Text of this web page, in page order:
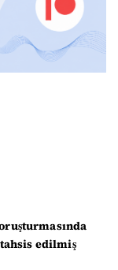
edilmiş